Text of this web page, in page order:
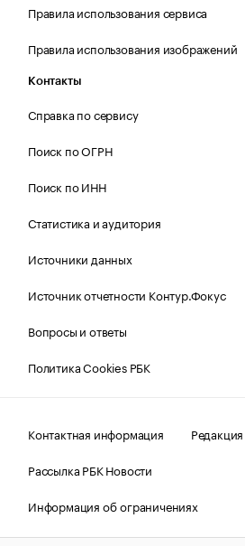
Правила использования сервиса
Правила использования изображений
Контакты
Справка по сервису
Поиск по ОГРН
Поиск по ИНН
Статистика и аудитория
Источники данных
Источник отчетности Контур.Фокус
Вопросы и ответы
Политика Cookies РБК
Контактная информация
Редакция
Рассылка РБК Новости
Информация об ограничениях
Правовая информация
О